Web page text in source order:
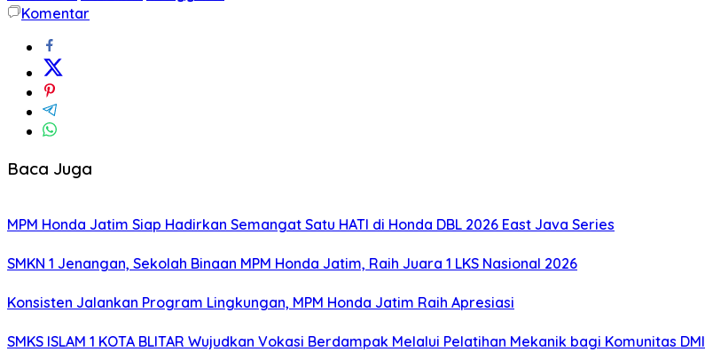
Komentar
Baca Juga
MPM Honda Jatim Siap Hadirkan Semangat Satu HATI di Honda DBL 2026 East Java Series
SMKN 1 Jenangan, Sekolah Binaan MPM Honda Jatim, Raih Juara 1 LKS Nasional 2026
Konsisten Jalankan Program Lingkungan, MPM Honda Jatim Raih Apresiasi
SMKS ISLAM 1 KOTA BLITAR Wujudkan Vokasi Berdampak Melalui Pelatihan Mekanik bagi Komunitas DMI